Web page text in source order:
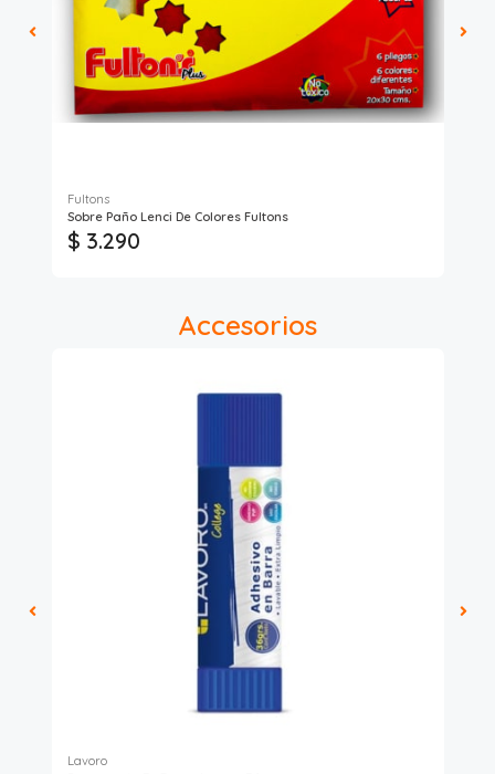
Fultons
Sobre Paño Lenci De Colores Fultons
$ 3.290
Accesorios
Lavoro